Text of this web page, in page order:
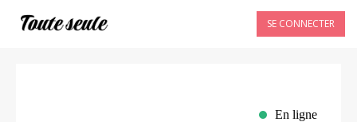
SE CONNECTER
En ligne